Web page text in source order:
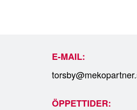
E-MAIL:
ÖPPETTIDER: